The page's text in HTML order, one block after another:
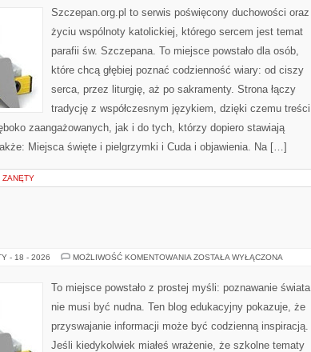
DZIEDZICTWO
Szczepan.org.pl to serwis poświęcony duchowości oraz
życiu wspólnoty katolickiej, którego sercem jest temat
parafii św. Szczepana. To miejsce powstało dla osób,
które chcą głębiej poznać codzienność wiary: od ciszy
serca, przez liturgię, aż po sakramenty. Strona łączy
tradycję z współczesnym językiem, dzięki czemu treści
zaangażowanych, jak i do tych, którzy dopiero stawiają
Miejsca święte i pielgrzymki i Cuda i objawienia. Na […]
ZANĘTY
- 18 - 2026 MOŻLIWOŚĆ KOMENTOWANIA NIEGOWIC
ZOSTAŁA WYŁĄCZONA
To miejsce powstało z prostej myśli: poznawanie świata
nie musi być nudna. Ten blog edukacyjny pokazuje, że
przyswajanie informacji może być codzienną inspiracją.
Jeśli kiedykolwiek miałeś wrażenie, że szkolne tematy